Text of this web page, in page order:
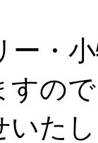
ー・
すの
いた